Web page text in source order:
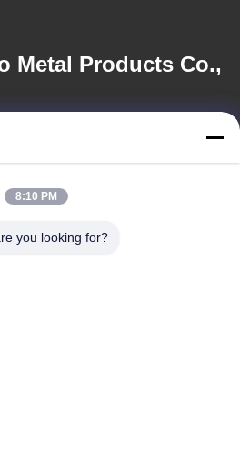
Metal Products Co.,
8:10 PM
you looking for?